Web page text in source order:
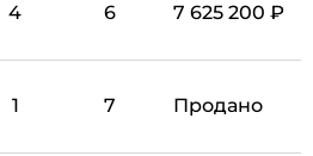
4 6 7 625 200 ₽
1 7 Продано